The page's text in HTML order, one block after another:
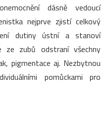
dásně vedoucí
nejprve zjistí celkový
dutiny ústní a stanoví
ze zubů odstraní všechny
pigmentace aj. Nezbytnou
pomůckami pro